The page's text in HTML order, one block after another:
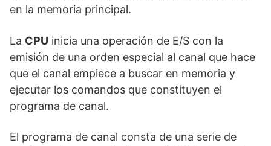
en la memoria principal.
La CPU inicia una operación de E/S con la
emisión de una orden especial al canal que hace
que el canal empiece a buscar en memoria y
ejecutar los comandos que constituyen el
programa de canal.
El programa de canal consta de una serie de